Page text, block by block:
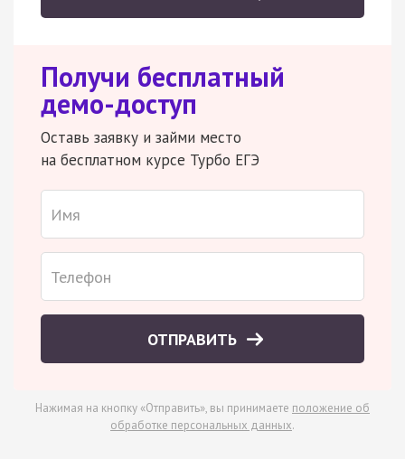
Получи бесплатный
демо-доступ
Оставь заявку и займи место
на бесплатном курсе Турбо ЕГЭ
ОТПРАВИТЬ
Нажимая на кнопку «Отправить», вы принимаете положение об
обработке персональных данных.